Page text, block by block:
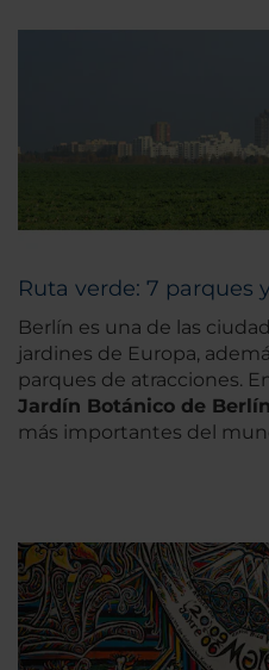
Ruta verde: 7 parques
Berlín es una de las
jardines de Europa,
parques de atracciones.
Jardín Botánico de Berlín
más importantes del